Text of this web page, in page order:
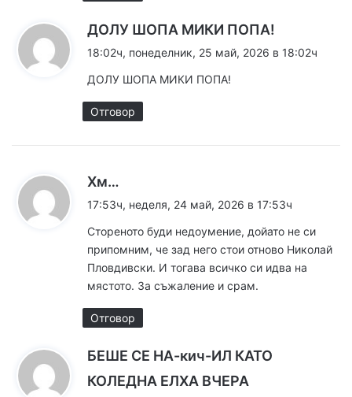
ДОЛУ ШОПА МИКИ ПОПА!
18:02ч, понеделник, 25 май, 2026 в 18:02ч
ДОЛУ ШОПА МИКИ ПОПА!
Отговор
Хм…
а
:
17:53ч, неделя, 24 май, 2026 в 17:53ч
Стореното буди недоумение, дойато не си
припомним, че зад него стои отново Николай
Пловдивски. И тогава всичко си идва на
мястото. За съжаление и срам.
Отговор
БЕШЕ СЕ НА-кич-ИЛ КАТО
КОЛЕДНА ЕЛХА ВЧЕРА